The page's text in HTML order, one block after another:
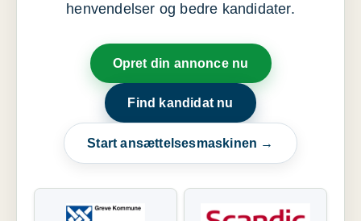
henvendelser og bedre kandidater.
Opret din annonce nu
Find kandidat nu
Start ansættelsesmaskinen →